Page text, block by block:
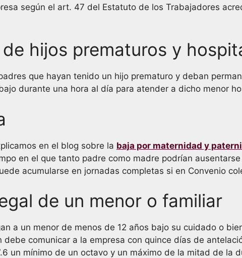
según el art. 47 del Estatuto de los Trabajadores
hijos prematuros y
que hayan tenido un hijo prematuro y deban
durante una hora al día para atender a dicho menor
en el blog sobre la baja por maternidad y
en el que tanto padre como madre podrían
acumularse en jornadas completas si en Convenio
de un menor o familiar
a un menor de menos de 12 años bajo su cuidado o
comunicar a la empresa con quince días de
un mínimo de un octavo y un máximo de la mitad de la